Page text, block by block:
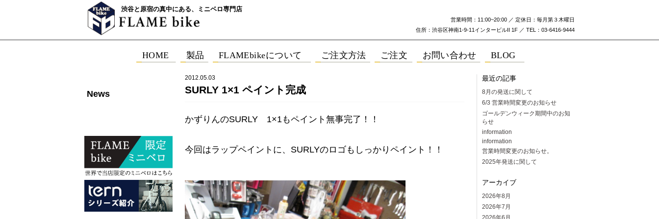
渋谷と原宿の真中にある、ミニベロ専門店
営業時間：11:00~20:00 ／ 定休日：毎月第３木曜日
住所：渋谷区神南1-9-11インタービルII 1F ／ TEL：03-6416-9444
News
2012.05.03
SURLY 1×1 ペイント完成
かずりんのSURLY 1×1もペイント無事完了！！
今回はラップペイントに、SURLYのロゴもしっかりペイント！！
最近の記事
8月の発送に関して
6/3 営業時間変更のお知らせ
ゴールデンウィーク期間中のお知
らせ
information
information
営業時間変更のお知らせ。
2025年発送に関して
アーカイブ
2026年8月
2026年7月
2026年6月